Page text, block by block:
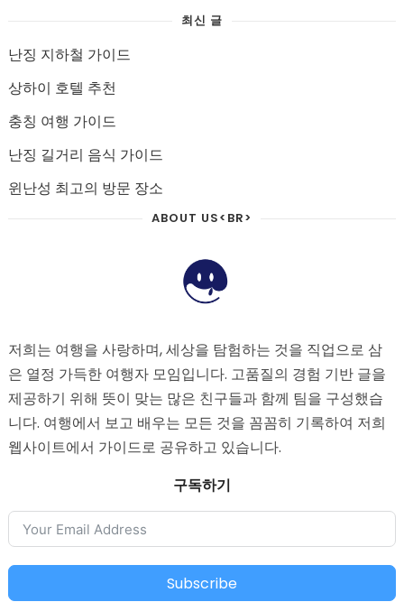
최신 글
난징 지하철 가이드
상하이 호텔 추천
충칭 여행 가이드
난징 길거리 음식 가이드
윈난성 최고의 방문 장소
ABOUT US<BR>
저희는 여행을 사랑하며, 세상을 탐험하는 것을 직업으로 삼
은 열정 가득한 여행자 모임입니다. 고품질의 경험 기반 글을
제공하기 위해 뜻이 맞는 많은 친구들과 함께 팀을 구성했습
니다. 여행에서 보고 배우는 모든 것을 꼼꼼히 기록하여 저희
웹사이트에서 가이드로 공유하고 있습니다.
구독하기
Subscribe